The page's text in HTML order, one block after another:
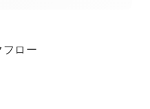
フロー